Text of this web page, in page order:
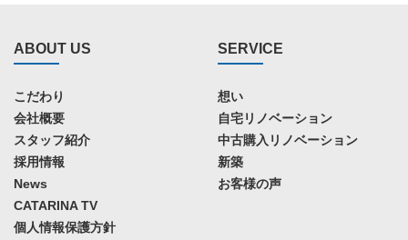
ABOUT US
こだわり
会社概要
スタッフ紹介
採用情報
News
CATARINA TV
個人情報保護方針
SERVICE
想い
自宅リノベーション
中古購入リノベーション
新築
お客様の声